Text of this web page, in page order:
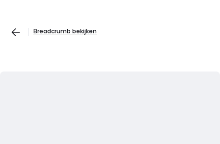
Breadcrumb bekijken